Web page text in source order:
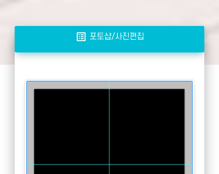
list_alt 포토샵/사진편집